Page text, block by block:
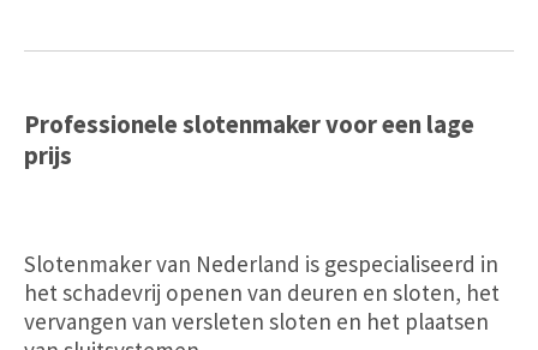
Professionele slotenmaker voor een lage
prijs
Slotenmaker van Nederland is gespecialiseerd in
het schadevrij openen van deuren en sloten, het
vervangen van versleten sloten en het plaatsen